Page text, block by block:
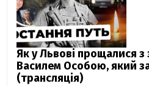
Як у Львові прощалися
Василем Особою, який
(трансляція)